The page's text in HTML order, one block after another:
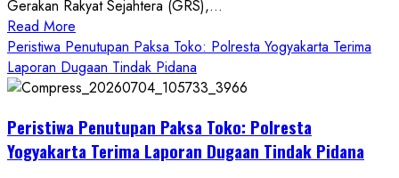
Gerakan Rakyat Sejahtera (GRS),...
Read More
more
about
Kasus
Anak
di
Peristiwa Penutupan Paksa Toko: Polresta Yogyakarta Terima
Laporan Dugaan Tindak Pidana
Peristiwa Penutupan Paksa Toko: Polresta
Yogyakarta Terima Laporan Dugaan Tindak Pidana